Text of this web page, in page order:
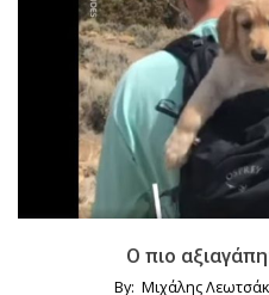
Ο πιο
By: Μιχάλης